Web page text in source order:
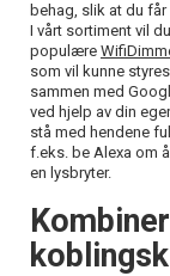
behag, slik at du
I vårt sortiment vil
populære
som vil kunne
sammen med
ved hjelp av din
stå med hendene
f.eks. be Alexa om
en lysbryter.